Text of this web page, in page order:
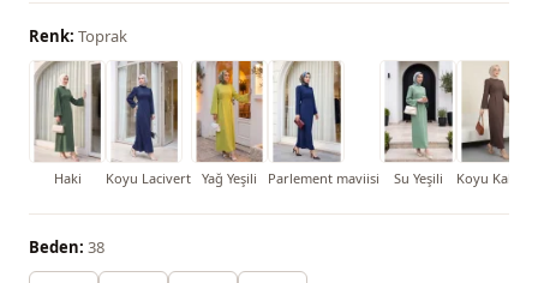
Renk: Toprak
Haki Koyu Lacivert Yağ Yeşili Parlement maviisi Su Yeşili Koyu
Beden: 38